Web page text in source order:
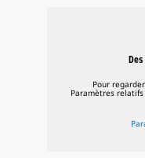
Pour
Paramètres